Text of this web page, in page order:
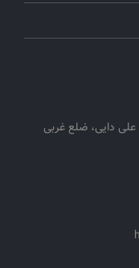
علی دایی، ضلع غربی